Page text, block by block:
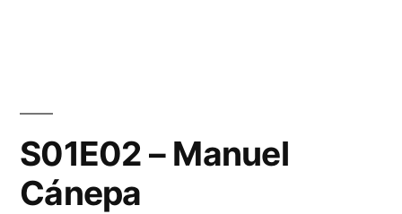
S01E02 – Manuel
Cánepa